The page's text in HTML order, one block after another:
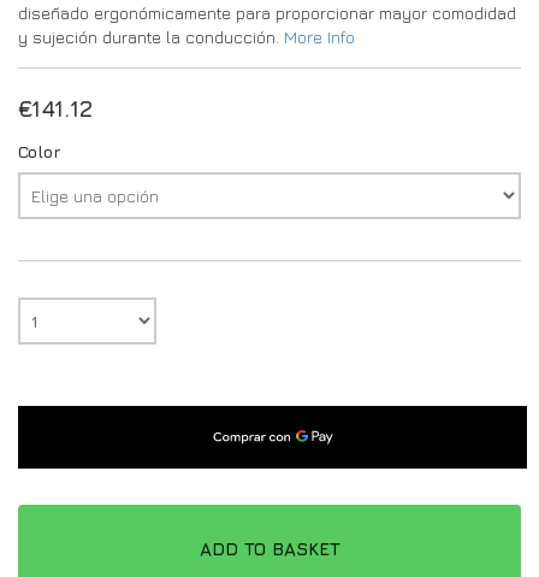
diseñado ergonómicamente para proporcionar mayor comodidad
y sujeción durante la conducción. More Info
€141.12
Color
ADD TO BASKET